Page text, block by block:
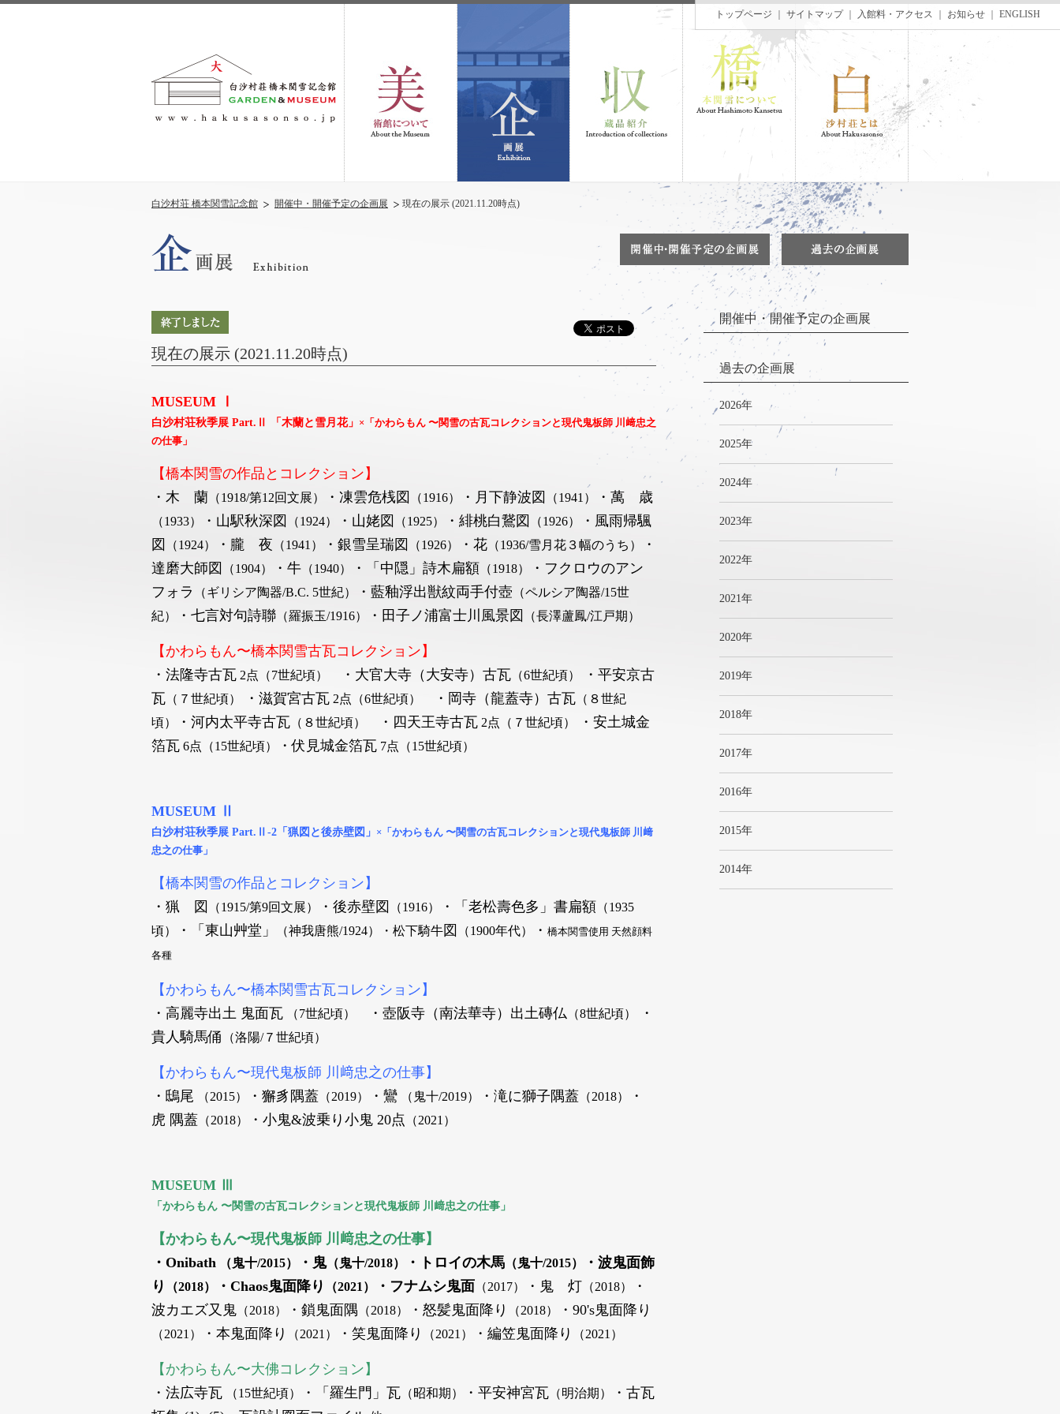
白沙村荘 橋本関雪記念館 開催中・開催予定の企画展 現在の展示 (2021.11.20時点)
現在の展示 (2021.11.20時点)
MUSEUM Ⅰ
白沙村荘秋季展 Part.Ⅱ 「木蘭と雪月花」 ×「かわらもん 〜関雪の古瓦コレクションと現代鬼板師 川﨑忠之
の仕事」
【橋本関雪の作品とコレクション】
・木 蘭 （1918/第12回文展） ・凍雲危桟図 （1916） ・月下静波図 （1941） ・萬 歳
（1933） ・山駅秋深図 （1924） ・山姥図 （1925） ・緋桃白鵞図 （1926） ・ 風雨帰颿
図
（1924） ・朧 夜 （1941） ・ 銀雪呈瑞図 （1926） ・花 （1936/雪月花３幅のうち）
・
達磨大師図
（1904） ・牛 （1940） ・「中隠」詩木扁額 （1918）
・フクロウのアン
フォラ
（ギリシア陶器/B.C. 5世紀） ・藍釉浮出獣紋両手付壺 （ペルシア陶器/15世
紀）
・七言対句詩聯 （羅振玉/1916） ・田子ノ浦富士川風景図 （長澤蘆鳳/江戸期）
【かわらもん〜橋本関雪古瓦コレクション】
・法隆寺古瓦 2点（7世紀頃） ・大官大寺（大安寺）古瓦 （6世紀頃）
・平安京古
瓦 （７世紀頃） ・滋賀宮古瓦 2点（6世紀頃） ・岡寺（龍蓋寺）古瓦 （８世紀
頃）
・河内太平寺古瓦 （８世紀頃） ・四天王寺古瓦 2点 （７世紀頃）
・安土城金
箔瓦 6点 （15世紀頃） ・伏見城金箔瓦 7点 （15世紀頃）
MUSEUM Ⅱ
白沙村荘秋季展 Part.Ⅱ-2「猟図と後赤壁図」 ×「かわらもん 〜関雪の古瓦コレクションと現代鬼板師 川﨑
忠之の仕事」
【橋本関雪の作品とコレクション】
・猟 図
（1915/第9回文展） ・後赤壁図 （1916） ・「老松壽色多」書扁額 （1935
頃）
・「東山艸堂」 （神我唐熊/1924）・松下騎牛図 （1900年代） ・ 橋本関雪使用 天然顔料
各種
【かわらもん〜橋本関雪古瓦コレクション】
・高麗寺出土 鬼面瓦 （7世紀頃） ・壺阪寺（南法華寺）出土磚仏 （8世紀頃）
・
貴人騎馬俑
（洛陽/７世紀頃）
【かわらもん〜現代鬼板師 川﨑忠之の仕事】
・鴟尾 （2015） ・ 獬豸隅蓋 （2019） ・鸞 （鬼十/2019） ・滝に獅子隅蓋 （2018）
・
虎 隅蓋 （2018） ・小鬼&波乗り小鬼 20点 （2021）
MUSEUM Ⅲ
「かわらもん 〜関雪の古瓦コレクションと現代鬼板師 川﨑忠之の仕事」
【かわらもん〜現代鬼板師 川﨑忠之の仕事】
・Onibath （鬼十/2015） ・鬼（鬼十/2018） ・トロイの木馬 （鬼十/2015）
・波鬼面飾
り
（2018） ・Chaos鬼面降り （2021） ・フナムシ鬼面 （2017） ・鬼 灯 （2018）
・
波カエズ又鬼 （2018） ・鎖鬼面隅 （2018） ・怒髪鬼面降り （2018） ・90's鬼面降り
（2021） ・本鬼面降り （2021） ・笑鬼面降り （2021） ・編笠鬼面降り （2021）
【かわらもん〜大佛コレクション】
・法広寺瓦 （15世紀頃） ・「羅生門」瓦 （昭和期） ・平安神宮瓦 （明治期）
・古瓦
開催中・開催予定の企画展
過去の企画展
2026年
2025年
2024年
2023年
2022年
2021年
2020年
2019年
2018年
2017年
2016年
2015年
2014年
トップページ サイトマップ｜ 入館料・アクセス お知らせ ENGLISH